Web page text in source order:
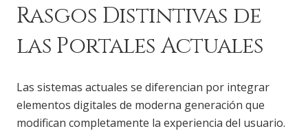
Rasgos Distintivas de
las Portales Actuales
Las sistemas actuales se diferencian por integrar
elementos digitales de moderna generación que
modifican completamente la experiencia del usuario.